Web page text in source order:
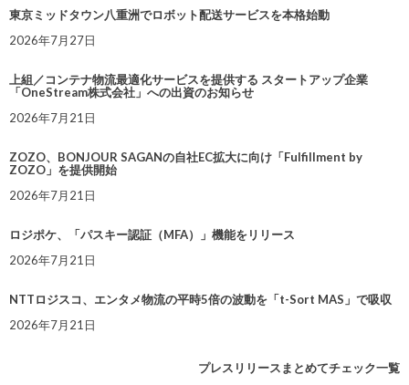
東京ミッドタウン八重洲でロボット配送サービスを本格始動
2026年7月27日
上組／コンテナ物流最適化サービスを提供する スタートアップ企業
「OneStream株式会社」への出資のお知らせ
2026年7月21日
ZOZO、BONJOUR SAGANの自社EC拡大に向け「Fulfillment by
ZOZO」を提供開始
2026年7月21日
ロジポケ、「パスキー認証（MFA）」機能をリリース
2026年7月21日
NTTロジスコ、エンタメ物流の平時5倍の波動を「t-Sort MAS」で吸収
2026年7月21日
プレスリリースまとめてチェック一覧